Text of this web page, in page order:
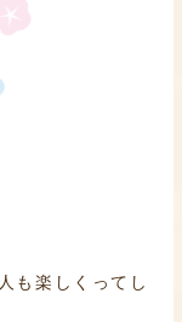
も楽しくってし